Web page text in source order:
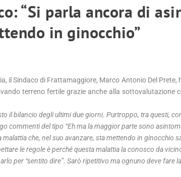
“Si parla ancora di
in ginocchio”
il Sindaco di Frattamaggiore, Marco Antonio Del Prete,
terreno fertile grazie anche alla sottovalutazione
il bilancio degli ultimi due giorni. Purtroppo, tra questi,
commenti del tipo “Eh ma la maggior parte sono
che, nel suo avanzare, sta mettendo in ginocchio
le regole è perché questa malattia la conosco da
per “sentito dire”. Sarò ripetitivo ma ognuno deve fare